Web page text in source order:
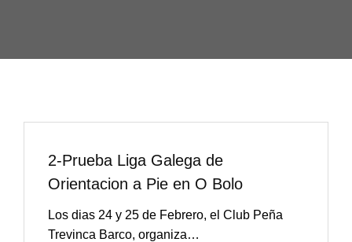
2-Prueba Liga Galega de
Orientacion a Pie en O Bolo
Los dias 24 y 25 de Febrero, el Club Peña
Trevinca Barco, organiza…